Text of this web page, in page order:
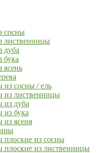
сосны
лиственницы
дуба
бука
ясень
из сосны / ель
из лиственницы
из дуба
из бука
из ясеня
плоские из сосны
плоские из лиственницы